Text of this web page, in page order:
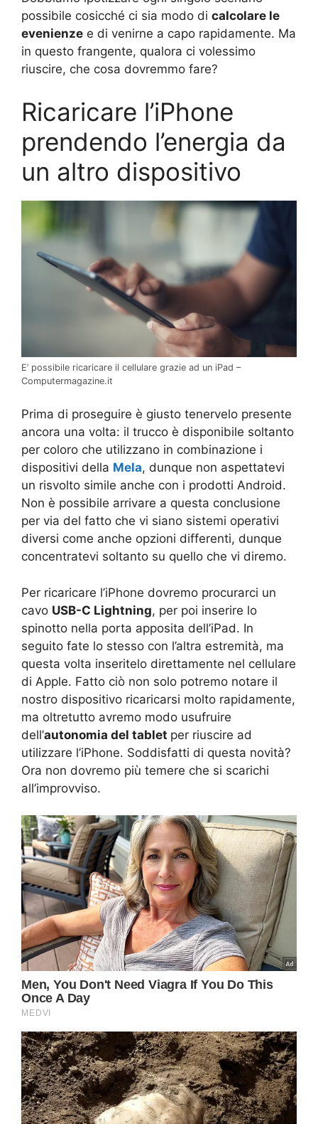
possibile cosicché ci sia modo di calcolare le
evenienze e di venirne a capo rapidamente. Ma
in questo frangente, qualora ci volessimo
riuscire, che cosa dovremmo fare?
Ricaricare l’iPhone
prendendo l’energia da
un altro dispositivo
E’ possibile ricaricare il cellulare grazie ad un iPad –
Computermagazine.it
Prima di proseguire è giusto tenervelo presente
ancora una volta: il trucco è disponibile soltanto
per coloro che utilizzano in combinazione i
dispositivi della Mela, dunque non aspettatevi
un risvolto simile anche con i prodotti Android.
Non è possibile arrivare a questa conclusione
per via del fatto che vi siano sistemi operativi
diversi come anche opzioni differenti, dunque
concentratevi soltanto su quello che vi diremo.
Per ricaricare l’iPhone dovremo procurarci un
cavo USB-C Lightning, per poi inserire lo
spinotto nella porta apposita dell’iPad. In
seguito fate lo stesso con l’altra estremità, ma
questa volta inseritelo direttamente nel cellulare
di Apple. Fatto ciò non solo potremo notare il
nostro dispositivo ricaricarsi molto rapidamente,
ma oltretutto avremo modo usufruire
dell’autonomia del tablet per riuscire ad
utilizzare l’iPhone. Soddisfatti di questa novità?
Ora non dovremo più temere che si scarichi
all’improvviso.